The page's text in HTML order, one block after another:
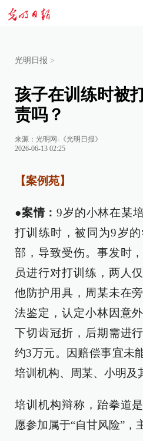
光明日报 >
孩子在训练时被
责吗？
来源： 光明网-《光明日报》
2026-06-13 02:25
【案例苑】
●案情：9岁的小林在某
打训练时，被同为9岁
部，导致受伤。事发时
员进行对打训练，两人
他防护用具，周某未在
法鉴定，认定小林因意
下切齿冠折，后期需进
约3万元。因赔偿事宜未
培训机构、周某、小明及
培训机构辩称，跆拳道
愿参加属于“自甘风险”，